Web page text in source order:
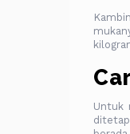
Untuk